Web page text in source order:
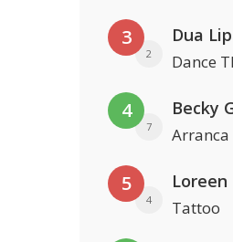
3
2
Dua
Dance
4
7
Becky
Arranca
5
4
Loreen
Tattoo